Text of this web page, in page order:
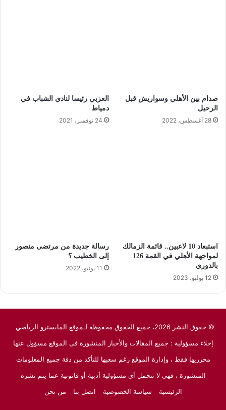
صدام بين الأهلي وسواريش قبل
الرحيل
28 أغسطس، 2022
العزبي رئيسا لنادي الشباب في
دمياط
24 نوفمبر، 2021
استبعاد 10 لاعبين.. قائمة الزمالك
لمواجهة الأهلي في القمة 126
بالدوري
12 يوليو، 2023
رسالة جديدة من مرتضى منصور
إلى الخطيب ؟
11 يونيو، 2022
© حقوق النشر 2026، جميع الحقوق محفوظة لـموقع المايسترو الرياضي
إخلاء مسؤولية : جميع المقالات والأخبار المنشورة فى الموقع مسؤول عنها
محرريها فقط ، وإدارة الموقع رغم سعيها للتأكد من دقة جميع المعلومات
المنشورة ، فهي لا تتحمل أى مسؤولية أدبية أو قانونية عما يتم نشره
الرئيسية
سياسة الخصوصية اتصل بنا من نحن